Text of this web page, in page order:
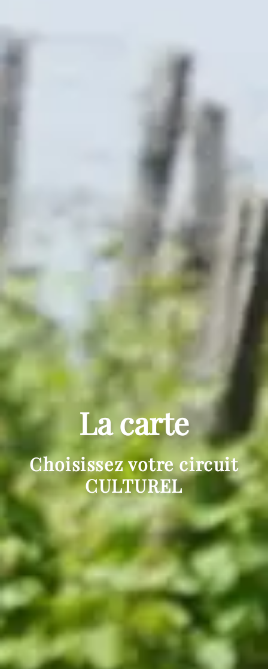
La carte
Choisissez votre circuit
CULTUREL